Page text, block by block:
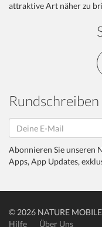
attraktive Art näher zu
Rundschreiben
Abonnieren Sie unseren
Apps, App Updates,
© 2026 NATURE
Hilfe
Über Uns